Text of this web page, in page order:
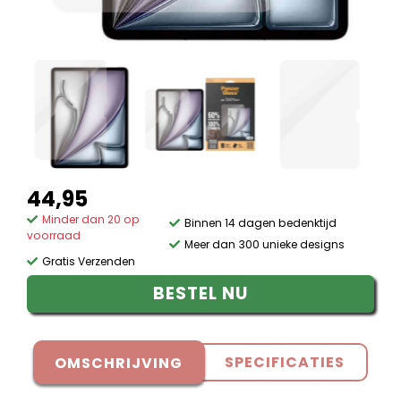
44,95
Minder dan 20 op
voorraad
Gratis Verzenden
Binnen 14 dagen bedenktijd
Meer dan 300 unieke designs
BESTEL NU
OMSCHRIJVING SPECIFICATIES